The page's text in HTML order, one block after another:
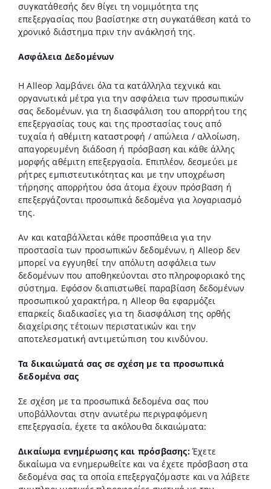
συγκατάθεσής δεν θίγει τη νομιμότητα της
επεξεργασίας που βασίστηκε στη συγκατάθεση κατά το
χρονικό διάστημα πριν την ανάκλησή της.
Ασφάλεια Δεδομένων
Η Alleop λαμβάνει όλα τα κατάλληλα τεχνικά και
οργανωτικά μέτρα για την ασφάλεια των προσωπικών
σας δεδομένων, για τη διασφάλιση του απορρήτου της
επεξεργασίας τους και της προστασίας τους από
τυχαία ή αθέμιτη καταστροφή / απώλεια / αλλοίωση,
απαγορευμένη διάδοση ή πρόσβαση και κάθε άλλης
μορφής αθέμιτη επεξεργασία. Επιπλέον, δεσμεύει με
ρήτρες εμπιστευτικότητας και με την υποχρέωση
τήρησης απορρήτου όσα άτομα έχουν πρόσβαση ή
επεξεργάζονται προσωπικά δεδομένα για λογαριασμό
της.
Αν και καταβάλλεται κάθε προσπάθεια για την
προστασία των προσωπικών δεδομένων, η Alleop δεν
μπορεί να εγγυηθεί την απόλυτη ασφάλεια των
δεδομένων που αποθηκεύονται στο πληροφοριακό της
σύστημα. Εφόσον διαπιστωθεί παραβίαση δεδομένων
προσωπικού χαρακτήρα, η Alleop θα εφαρμόζει
επαρκείς διαδικασίες για τη διασφάλιση της ορθής
διαχείρισης τέτοιων περιστατικών και την
αποτελεσματική αντιμετώπιση του κινδύνου.
Τα δικαιώματά σας σε σχέση με τα προσωπικά
δεδομένα σας
Σε σχέση με τα προσωπικά δεδομένα σας που
υποβάλλονται στην ανωτέρω περιγραφόμενη
επεξεργασία, έχετε τα ακόλουθα δικαιώματα:
Δικαίωμα ενημέρωσης και πρόσβασης:Έχετε
δικαίωμα να ενημερωθείτε και να έχετε πρόσβαση στα
δεδομένα σας τα οποία επεξεργαζόμαστε και να λάβετε